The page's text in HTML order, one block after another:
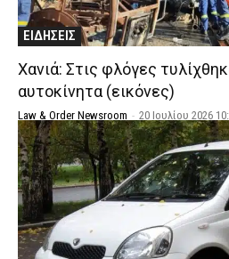
ΕΙΔΗΣΕΙΣ
Χανιά: Στις φλόγες
αυτοκίνητα (εικόνες)
Law & Order Newsroom - 20 Ιουλίου 2026